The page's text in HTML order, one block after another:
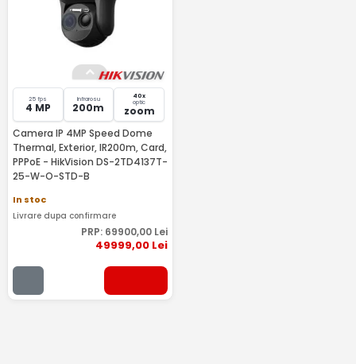
25 fps
4 MP
Infrarosu
200m
40x
optic
zoom
Camera IP 4MP Speed Dome
Thermal, Exterior, IR200m, Card,
PPPoE - HikVision DS-2TD4137T-
25-W-O-STD-B
In stoc
Livrare dupa confirmare
PRP: 69900,00Lei
49999,00Lei